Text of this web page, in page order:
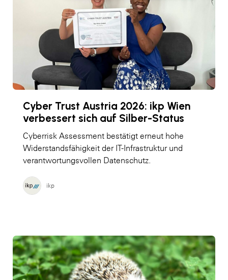
Cyber Trust Austria 2026: ikp Wien
verbessert sich auf Silber-Status
Cyberrisk Assessment bestätigt erneut hohe
Widerstandsfähigkeit der IT-Infrastruktur und
verantwortungsvollen Datenschutz.
ikp